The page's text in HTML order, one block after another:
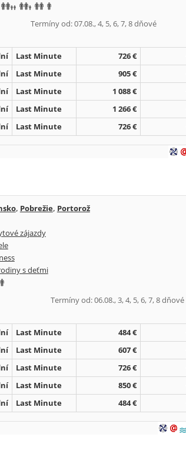
Termíny od: 07.08., 4, 5, 6, 7, 8 dňové
Last Minute 726 €
Last Minute 905 €
Last Minute 1 088 €
Last Minute 1 266 €
Last Minute 726 €
, Pobrežie, Portorož
zájazdy
s deťmi
Termíny od: 06.08., 3, 4, 5, 6, 7, 8 dňové
Last Minute 484 €
Last Minute 607 €
Last Minute 726 €
Last Minute 850 €
Last Minute 484 €